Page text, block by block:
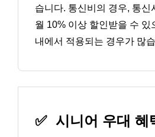
습니다. 통신비의 경우, 통신
월 10% 이상 할인받을 수 있
내에서 적용되는 경우가 많
✅ 시니어 우대 혜